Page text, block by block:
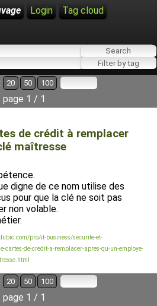
Login
Tag cloud
20 50 100
page 1 / 1
de crédit à remplacer
maîtresse
digne de ce nom utilise des
pour que la clé ne soit pas
non volable.
pro/it-business/securite-et-
cartes-de-credit-a-remplacer-apres-qu-un-employe-
20 50 100
page 1 / 1